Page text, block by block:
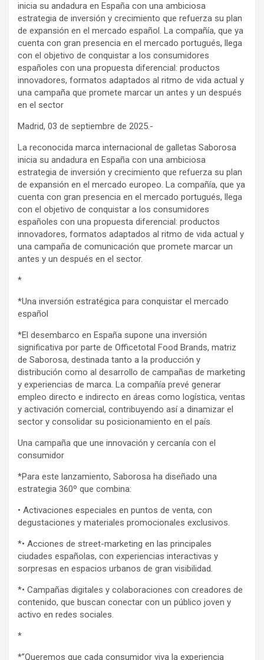
inicia su andadura en España con una ambiciosa
estrategia de inversión y crecimiento que refuerza su plan
de expansión en el mercado español. La compañía, que ya
cuenta con gran presencia en el mercado portugués, llega
con el objetivo de conquistar a los consumidores
españoles con una propuesta diferencial: productos
innovadores, formatos adaptados al ritmo de vida actual y
una campaña que promete marcar un antes y un después
en el sector
Madrid, 03 de septiembre de 2025.-
La reconocida marca internacional de galletas Saborosa
inicia su andadura en España con una ambiciosa
estrategia de inversión y crecimiento que refuerza su plan
de expansión en el mercado europeo. La compañía, que ya
cuenta con gran presencia en el mercado portugués, llega
con el objetivo de conquistar a los consumidores
españoles con una propuesta diferencial: productos
innovadores, formatos adaptados al ritmo de vida actual y
una campaña de comunicación que promete marcar un
antes y un después en el sector.
*
*Una inversión estratégica para conquistar el mercado
español
*El desembarco en España supone una inversión
significativa por parte de Officetotal Food Brands, matriz
de Saborosa, destinada tanto a la producción y
distribución como al desarrollo de campañas de marketing
y experiencias de marca. La compañía prevé generar
empleo directo e indirecto en áreas como logística, ventas
y activación comercial, contribuyendo así a dinamizar el
sector y consolidar su posicionamiento en el país.
Una campaña que une innovación y cercanía con el
consumidor
*Para este lanzamiento, Saborosa ha diseñado una
estrategia 360º que combina:
• Activaciones especiales en puntos de venta, con
degustaciones y materiales promocionales exclusivos.
*• Acciones de street-marketing en las principales
ciudades españolas, con experiencias interactivas y
sorpresas en espacios urbanos de gran visibilidad.
*• Campañas digitales y colaboraciones con creadores de
contenido, que buscan conectar con un público joven y
activo en redes sociales.
*
*”Queremos que cada consumidor viva la experiencia